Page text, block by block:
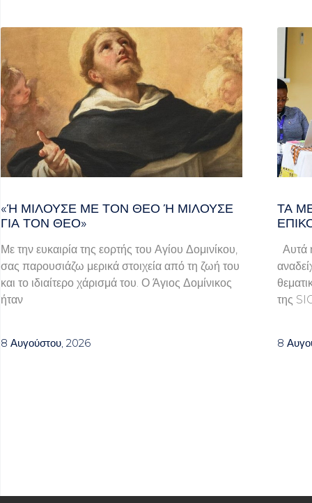
«Ή ΜΙΛΟΎΣΕ ΜΕ ΤΟΝ ΘΕΌ Ή ΜΙΛΟΎΣΕ ΓΙ
Α ΤΟΝ ΘΕΌ»
Με την ευκαιρία της εορτής του Αγίου Δομινίκου,
σας παρουσιάζω μερικά στοιχεία από τη ζωή του
και το ιδιαίτερο χάρισμά του. Ο Άγιος Δομίνικος
ήταν
8 Αυγούστου, 2026
ΤΑ
Αυτά
της
8